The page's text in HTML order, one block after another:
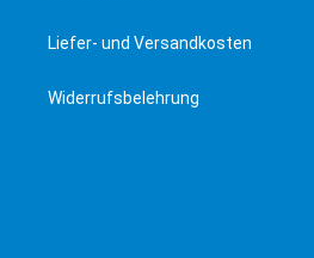
Liefer- und Versandkosten
Widerrufsbelehrung